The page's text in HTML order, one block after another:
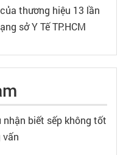
thương hiệu 13 lần
sở Y Tế TP.HCM
nhận biết sếp không tốt
vấn